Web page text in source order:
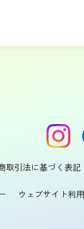
取引法に基づく表記
ウェブサイト利